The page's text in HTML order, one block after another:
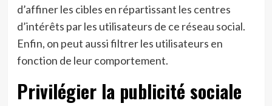
d’affiner les cibles en répartissant les centres
d’intérêts par les utilisateurs de ce réseau social.
Enfin, on peut aussi filtrer les utilisateurs en
fonction de leur comportement.
Privilégier la publicité sociale